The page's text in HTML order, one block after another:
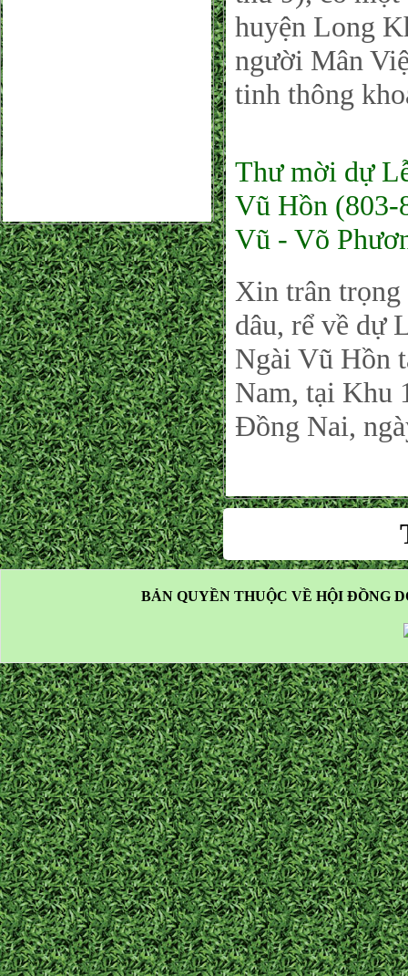
huyện Long
người Mân
tinh thông
Thư mời dự
Vũ Hồn (803-
Vũ - Võ
Xin trân trọng
dâu, rể về dự
Ngài Vũ Hồn
Nam, tại Khu
Đồng Nai,
BẢN QUYỀN THUỘC VỀ HỘI ĐỒNG